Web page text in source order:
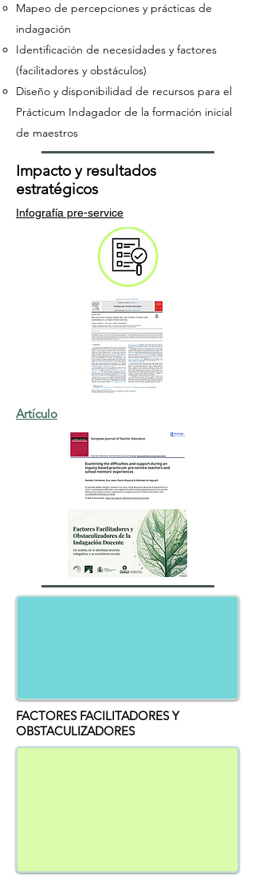
Mapeo de percepciones y prácticas de
indagación
Identificación de necesidades y factores
(facilitadores y obstáculos)
Diseño y disponibilidad de recursos para el
Prácticum Indagador de la formación inicial
de maestros
Impacto y resultados
estratégicos
Infografía pre-service
Artículo
FACTORES FACILITADORES Y
OBSTACULIZADORES